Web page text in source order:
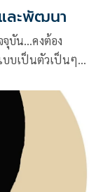
ละพัฒนา
บัน…คงต้อง
บบเป็นตัวเป็นๆ